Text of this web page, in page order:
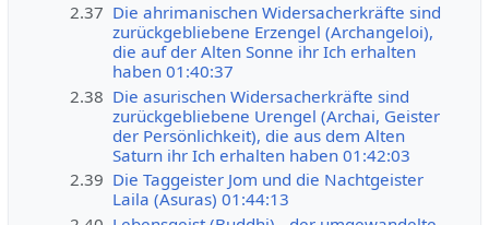
2.37 Die ahrimanischen Widersacherkräfte sind
zurückgebliebene Erzengel (Archangeloi),
die auf der Alten Sonne ihr Ich erhalten
haben 01:40:37
2.38 Die asurischen Widersacherkräfte sind
zurückgebliebene Urengel (Archai, Geister
der Persönlichkeit), die aus dem Alten
Saturn ihr Ich erhalten haben 01:42:03
2.39 Die Taggeister Jom und die Nachtgeister
Laila (Asuras) 01:44:13